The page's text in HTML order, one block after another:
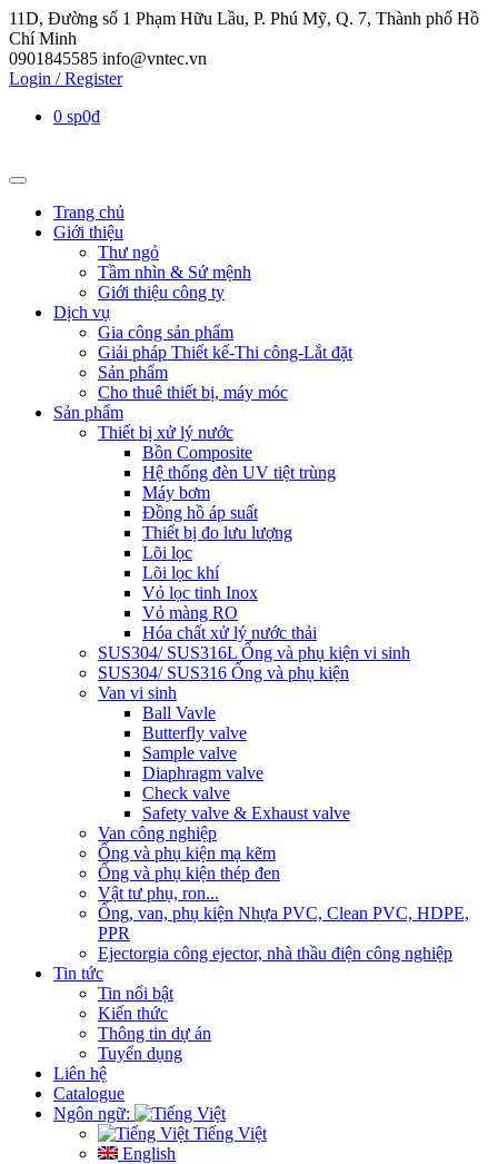
11D, Đường số 1 Phạm Hữu Lầu, P. Phú Mỹ, Q. 7, Thành phố Hồ
Chí Minh
0901845585 info@vntec.vn
Login / Register
0 sp0₫
Trang chủ
Giới thiệu
Thư ngỏ
Tầm nhìn & Sứ mệnh
Giới thiệu công ty
Dịch vụ
Gia công sản phẩm
Giải pháp Thiết kế-Thi công-Lắt đặt
Sản phẩm
Cho thuê thiết bị, máy móc
Sản phẩm
Thiết bị xử lý nước
Bồn Composite
Hệ thống đèn UV tiệt trùng
Máy bơm
Đồng hồ áp suất
Thiết bị đo lưu lượng
Lõi lọc
Lõi lọc khí
Vỏ lọc tinh Inox
Vỏ màng RO
Hóa chất xử lý nước thải
SUS304/ SUS316L Ống và phụ kiện vi sinh
SUS304/ SUS316 Ống và phụ kiện
Van vi sinh
Ball Vavle
Butterfly valve
Sample valve
Diaphragm valve
Check valve
Safety valve & Exhaust valve
Van công nghiệp
Ống và phụ kiện mạ kẽm
Ống và phụ kiện thép đen
Vật tư phụ, ron...
Ống, van, phụ kiện Nhựa PVC, Clean PVC, HDPE,
PPR
Ejectorgia công ejector, nhà thầu điện công nghiệp
Tin tức
Tin nổi bật
Kiến thức
Thông tin dự án
Tuyển dụng
Liên hệ
Catalogue
Ngôn ngữ:
Tiếng Việt
English